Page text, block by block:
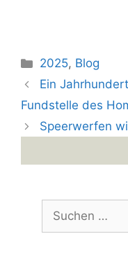
Kategorien
2025, Blog
Ein
Fundstelle des
Speerwerfen
Suchen
nach: